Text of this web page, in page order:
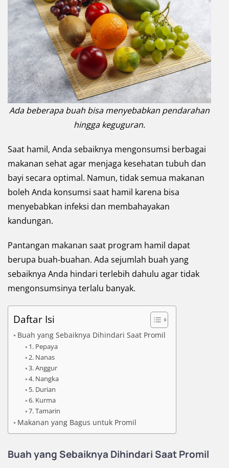
Ada beberapa buah bisa menyebabkan pendarahan
hingga keguguran.
Saat hamil, Anda sebaiknya mengonsumsi berbagai
makanan sehat agar menjaga kesehatan tubuh dan
bayi secara optimal. Namun, tidak semua makanan
boleh Anda konsumsi saat hamil karena bisa
menyebabkan infeksi dan membahayakan
kandungan.
Pantangan makanan saat program hamil dapat
berupa buah-buahan. Ada sejumlah buah yang
sebaiknya Anda hindari terlebih dahulu agar tidak
mengonsumsinya terlalu banyak.
Daftar Isi
Buah yang Sebaiknya Dihindari Saat Promil
1. Pepaya
2. Nanas
3. Anggur
4. Nangka
5. Durian
6. Kurma
7. Tamarin
Makanan yang Bagus untuk Promil
Buah yang Sebaiknya Dihindari Saat Promil